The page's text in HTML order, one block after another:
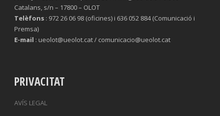
Catalans, s/n – 17800 – OLOT
Telèfons : 972 26 06 98 (oficines) i 636 052 884 (Comunicació i
Premsa)
E-mail : ueolot@ueolot.cat / comunicacio@ueolot.cat
PRIVACITAT
AVÍS LEGAL